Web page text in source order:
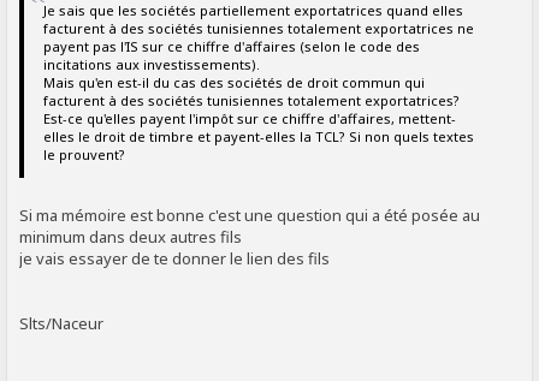
Je sais que les sociétés partiellement exportatrices quand elles
facturent à des sociétés tunisiennes totalement exportatrices ne
payent pas l'IS sur ce chiffre d'affaires (selon le code des
incitations aux investissements).
Mais qu'en est-il du cas des sociétés de droit commun qui
facturent à des sociétés tunisiennes totalement exportatrices?
Est-ce qu'elles payent l'impôt sur ce chiffre d'affaires, mettent-
elles le droit de timbre et payent-elles la TCL? Si non quels textes
le prouvent?
Si ma mémoire est bonne c'est une question qui a été posée au
minimum dans deux autres fils
je vais essayer de te donner le lien des fils
Slts/Naceur